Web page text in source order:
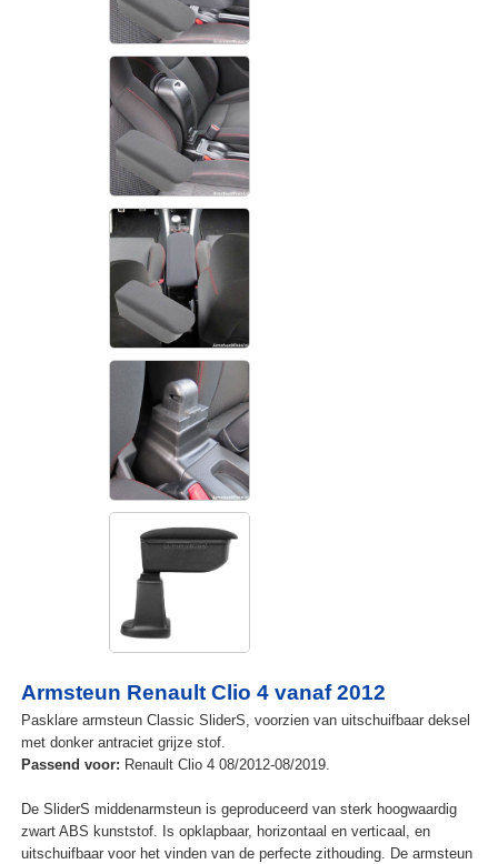
Armsteun Renault Clio 4 vanaf 2012
Pasklare armsteun Classic SliderS, voorzien van uitschuifbaar deksel
met donker antraciet grijze stof.
Passend voor: Renault Clio 4 08/2012-08/2019.
De SliderS middenarmsteun is geproduceerd van sterk hoogwaardig
zwart ABS kunststof. Is opklapbaar, horizontaal en verticaal, en
uitschuifbaar voor het vinden van de perfecte zithouding. De armsteun